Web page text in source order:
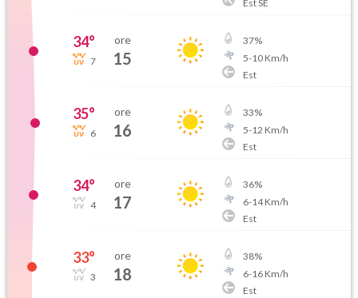
Est SE
34°
7
ore
15
37%
5-10Km/h
Est
35°
6
ore
16
33%
5-12 Km/h
Est
34°
4
ore
17
36%
6-14Km/h
Est
33°
3
ore
18
38%
6-16Km/h
Est